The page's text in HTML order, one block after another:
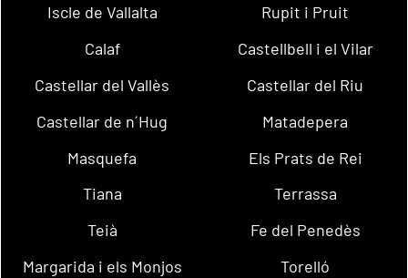
Iscle de Vallalta
Rupit i Pruit
Calaf
Castellbell i el Vilar
Castellar del Vallès
Castellar del Riu
Castellar de n´Hug
Matadepera
Masquefa
Els Prats de Rei
Tiana
Terrassa
Teià
Fe del Penedès
Margarida i els Monjos
Torelló